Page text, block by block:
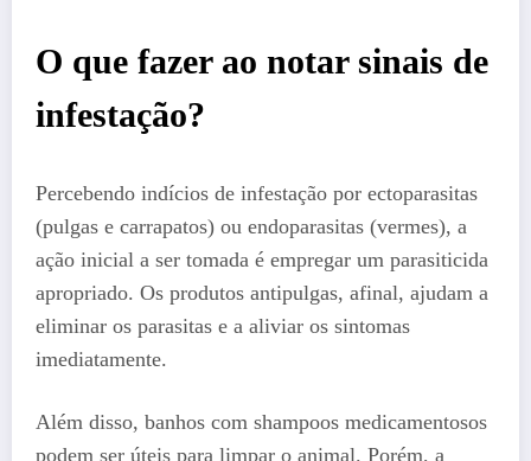
O que fazer ao notar sinais de
infestação?
Percebendo indícios de infestação por ectoparasitas
(pulgas e carrapatos) ou endoparasitas (vermes), a
ação inicial a ser tomada é empregar um parasiticida
apropriado. Os produtos antipulgas, afinal, ajudam a
eliminar os parasitas e a aliviar os sintomas
imediatamente.
Além disso, banhos com shampoos medicamentosos
podem ser úteis para limpar o animal. Porém, a